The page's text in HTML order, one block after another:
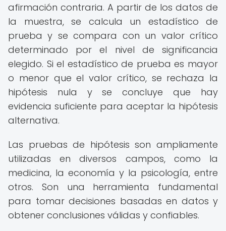
afirmación contraria. A partir de los datos de
la muestra, se calcula un estadístico de
prueba y se compara con un valor crítico
determinado por el nivel de significancia
elegido. Si el estadístico de prueba es mayor
o menor que el valor crítico, se rechaza la
hipótesis nula y se concluye que hay
evidencia suficiente para aceptar la hipótesis
alternativa.
Las pruebas de hipótesis son ampliamente
utilizadas en diversos campos, como la
medicina, la economía y la psicología, entre
otros. Son una herramienta fundamental
para tomar decisiones basadas en datos y
obtener conclusiones válidas y confiables.